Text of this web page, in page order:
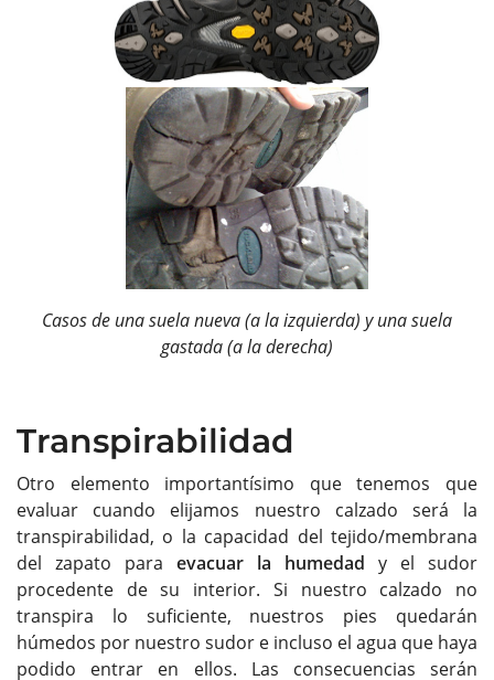
Casos de una suela nueva (a la izquierda) y una suela
gastada (a la derecha)
Transpirabilidad
Otro elemento importantísimo que tenemos que
evaluar cuando elijamos nuestro calzado será la
transpirabilidad, o la capacidad del tejido/membrana
del zapato para evacuar la humedad y el sudor
procedente de su interior. Si nuestro calzado no
transpira lo suficiente, nuestros pies quedarán
húmedos por nuestro sudor e incluso el agua que haya
podido entrar en ellos. Las consecuencias serán